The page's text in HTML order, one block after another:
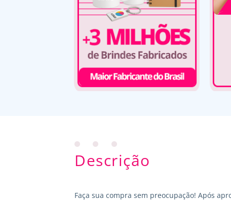
Descrição
Faça sua compra sem preocupação! Após